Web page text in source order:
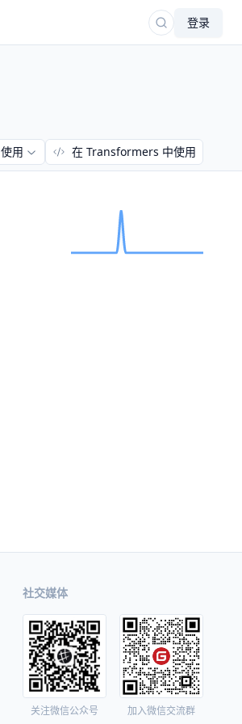
登录
使用 在 Transformers 中使用
社交媒体
关注微信公众号 加入微信交流群